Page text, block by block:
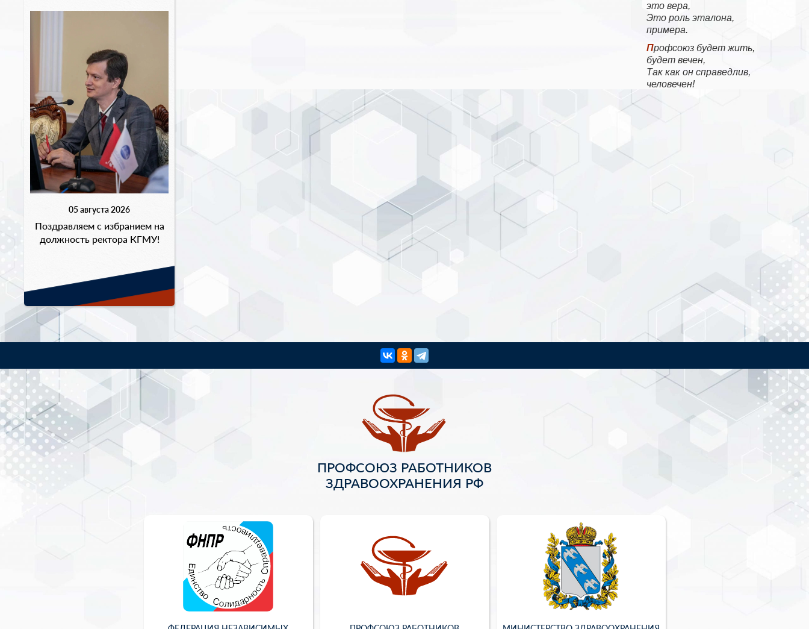
05 августа 2026
Поздравляем с избранием на
должность ректора КГМУ!
это вера,
Это роль эталона,
примера.
Профсоюз будет жить,
будет вечен,
Так как он справедлив,
человечен!
ПРОФСОЮЗ РАБОТНИКОВ
ЗДРАВООХРАНЕНИЯ РФ